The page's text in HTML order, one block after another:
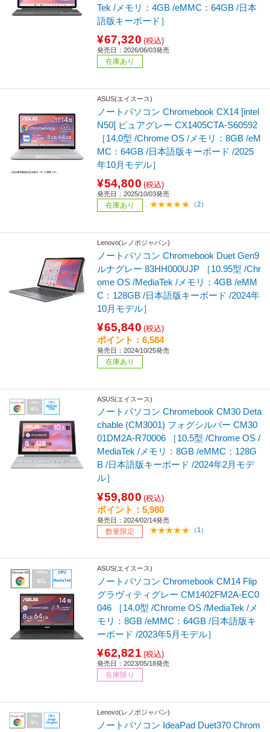
Tek /メモリ：4GB /eMMC：64GB /日本
語版キーボード］
¥67,320 (税込)
発売日：2026/06/03発売
在庫あり
ASUS(エイスース)
ノートパソコン Chromebook CX14 [intel
N50] ピュアグレー CX1405CTA-S60592
［14.0型 /Chrome OS /メモリ：8GB /eM
MC：64GB /日本語版キーボード /2025
年10月モデル］
¥54,800 (税込)
発売日：2025/10/03発売
在庫あり （2）
Lenovo(レノボジャパン)
ノートパソコン Chromebook Duet Gen9
ルナグレー 83HH000UJP ［10.95型 /Chr
ome OS /MediaTek /メモリ：4GB /eMM
C：128GB /日本語版キーボード /2024年
10月モデル］
¥65,840 (税込)
ポイント：6,584
発売日：2024/10/25発売
在庫あり
ASUS(エイスース)
ノートパソコン Chromebook CM30 Deta
chable (CM3001) フォグシルバー CM30
01DM2A-R70006 ［10.5型 /Chrome OS /
MediaTek /メモリ：8GB /eMMC：128G
B /日本語版キーボード /2024年2月モデ
ル］
¥59,800 (税込)
ポイント：5,980
発売日：2024/02/14発売
数量限定 （1）
ASUS(エイスース)
ノートパソコン Chromebook CM14 Flip
グラヴィティグレー CM1402FM2A-EC0
046 ［14.0型 /Chrome OS /MediaTek /メ
モリ：8GB /eMMC：64GB /日本語版キ
ーボード /2023年5月モデル］
¥62,821 (税込)
発売日：2023/05/18発売
在庫限り
Lenovo(レノボジャパン)
ノートパソコン IdeaPad Duet370 Chrom